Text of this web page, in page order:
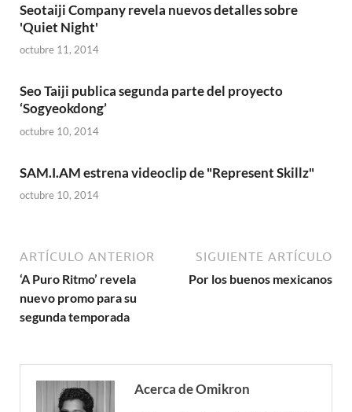
Seotaiji Company revela nuevos detalles sobre
'Quiet Night'
octubre 11, 2014
Seo Taiji publica segunda parte del proyecto
‘Sogyeokdong’
octubre 10, 2014
SAM.I.AM estrena videoclip de "Represent Skillz"
octubre 10, 2014
ARTÍCULO ANTERIOR
‘A Puro Ritmo’ revela
nuevo promo para su
segunda temporada
SIGUIENTE ARTÍCULO
Por los buenos mexicanos
Acerca de Omikron